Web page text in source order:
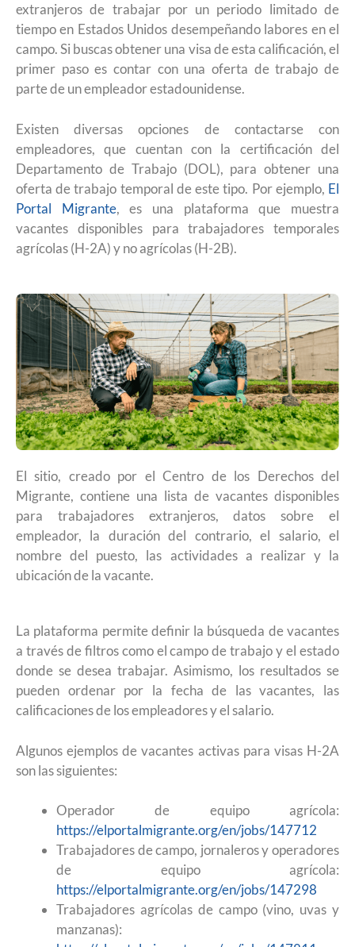
extranjeros de trabajar por un periodo limitado de
tiempo en Estados Unidos desempeñando labores en el
campo. Si buscas obtener una visa de esta calificación, el
primer paso es contar con una oferta de trabajo de
parte de un empleador estadounidense.
Existen diversas opciones de contactarse con
empleadores, que cuentan con la certificación del
Departamento de Trabajo (DOL), para obtener una
oferta de trabajo temporal de este tipo. Por ejemplo, El
Portal Migrante, es una plataforma que muestra
vacantes disponibles para trabajadores temporales
agrícolas (H-2A) y no agrícolas (H-2B).
El sitio, creado por el Centro de los Derechos del
Migrante, contiene una lista de vacantes disponibles
para trabajadores extranjeros, datos sobre el
empleador, la duración del contrario, el salario, el
nombre del puesto, las actividades a realizar y la
ubicación de la vacante.
La plataforma permite definir la búsqueda de vacantes
a través de filtros como el campo de trabajo y el estado
donde se desea trabajar. Asimismo, los resultados se
pueden ordenar por la fecha de las vacantes, las
calificaciones de los empleadores y el salario.
Algunos ejemplos de vacantes activas para visas H-2A
son las siguientes:
Operador de equipo agrícola:
https://elportalmigrante.org/en/jobs/147712
Trabajadores de campo, jornaleros y operadores
de equipo agrícola:
https://elportalmigrante.org/en/jobs/147298
Trabajadores agrícolas de campo (vino, uvas y
manzanas):